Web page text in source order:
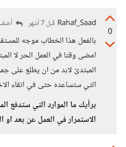
0
Rahaf_Saad قبل 7 أشهر
بالفعل هذا الخطاب موجه
امضى وقتا في العمل الحر لا
المبتدئ لابد من ان يطلع على
التي ستساعده حتى في اتقاء
برأيك ما الموارد التي ستدفع
الاستمرار في العمل عن بعد